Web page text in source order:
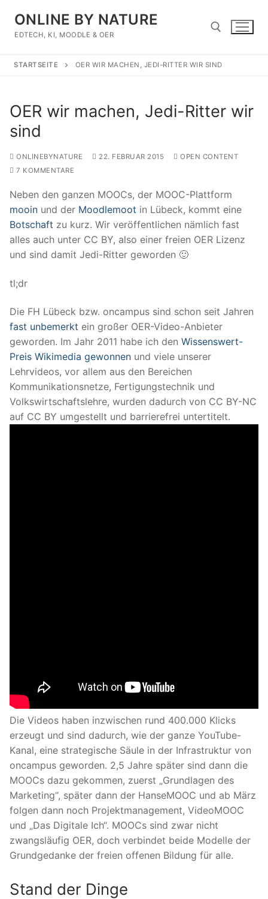
Inhalt
springen
ONLINE BY NATURE
EDTECH, KI, MOODLE & OER
STARTSEITE OER WIR MACHEN, JEDI-RITTER WIR SIND
OER wir machen, Jedi-Ritter wir
sind
ONLINEBYNATURE 22. FEBRUAR 2015
OPEN CONTENT
7 KOMMENTARE
Neben den ganzen MOOCs, der MOOC-Plattform
mooin und der Moodlemoot in Lübeck, kommt eine
Botschaft zu kurz. Wir veröffentlichen nämlich fast
alles auch unter CC BY, also einer freien OER Lizenz
und sind damit Jedi-Ritter geworden 🙂
tl;dr
Die FH Lübeck bzw. oncampus sind schon seit Jahren
fast unbemerkt ein großer OER-Video-Anbieter
geworden. Im Jahr 2011 habe ich den Wissenswert-
Preis Wikimedia gewonnen und viele unserer
Lehrvideos, vor allem aus den Bereichen
Kommunikationsnetze, Fertigungstechnik und
Volkswirtschaftslehre, wurden dadurch von CC BY-NC
auf CC BY umgestellt und barrierefrei untertitelt.
Die Videos haben inzwischen rund 400.000 Klicks
erzeugt und sind dadurch, wie der ganze YouTube-
Kanal, eine strategische Säule in der Infrastruktur von
oncampus geworden. 2,5 Jahre später sind dann die
MOOCs dazu gekommen, zuerst „Grundlagen des
Marketing“, später dann der HanseMOOC und ab März
folgen dann noch Projektmanagement, VideoMOOC
und „Das Digitale Ich“. MOOCs sind zwar nicht
zwangsläufig OER, doch verbindet beide Modelle der
Grundgedanke der freien offenen Bildung für alle.
Stand der Dinge